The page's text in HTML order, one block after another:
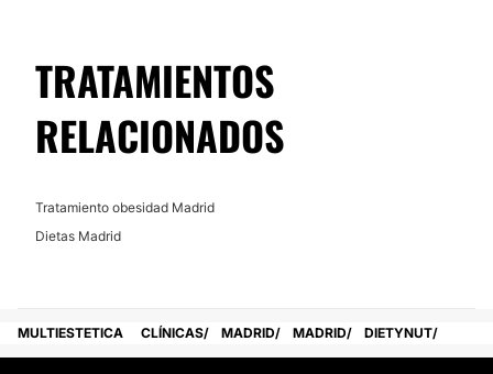
TRATAMIENTOS
RELACIONADOS
Tratamiento obesidad Madrid
Dietas Madrid
MULTIESTETICA CLÍNICAS MADRID MADRID DIETYNUT